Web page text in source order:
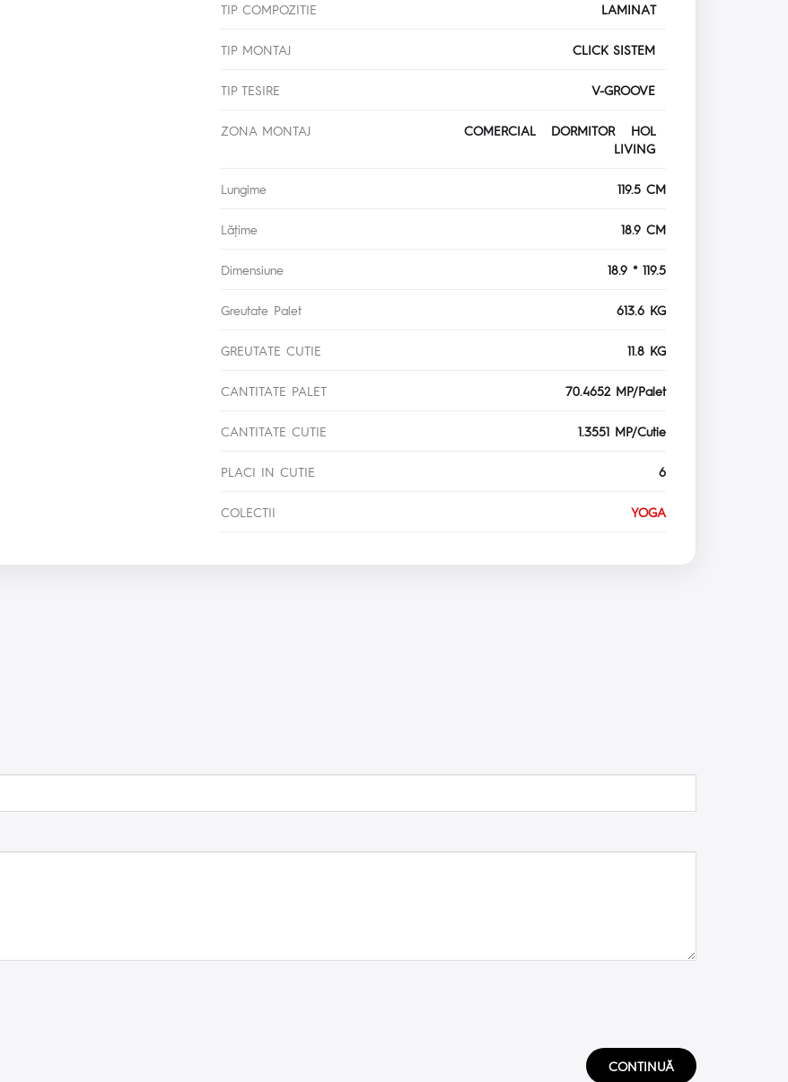
TIP COMPOZITIE LAMINAT
TIP MONTAJ CLICK SISTEM
TIP TESIRE V-GROOVE
ZONA MONTAJ
COMERCIAL DORMITOR HOL
LIVING
Lungime 119.5 CM
Lăţime 18.9 CM
Dimensiune 18.9 * 119.5
Greutate Palet 613.6 KG
GREUTATE CUTIE 11.8 KG
CANTITATE PALET 70.4652 MP/Palet
CANTITATE CUTIE 1.3551 MP/Cutie
PLACI IN CUTIE 6
COLECTII YOGA
CONTINUĂ